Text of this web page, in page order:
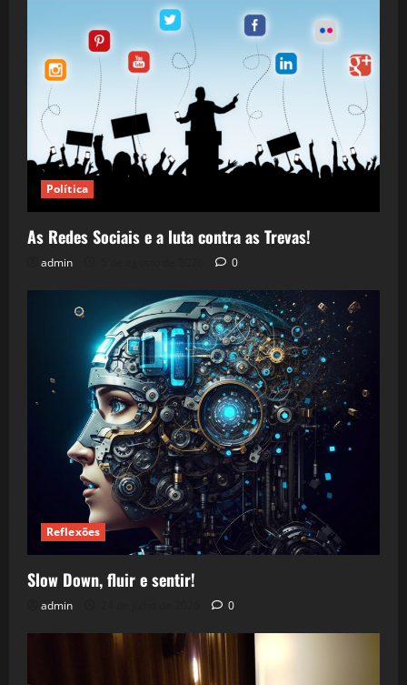
Política
As Redes Sociais e a luta contra as Trevas!
admin 0
Reflexões
Slow Down, fluir e sentir!
admin 0